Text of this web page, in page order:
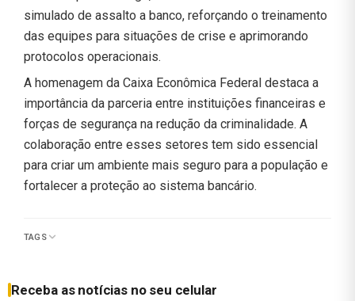
simulado de assalto a banco, reforçando o treinamento
das equipes para situações de crise e aprimorando
protocolos operacionais.
A homenagem da Caixa Econômica Federal destaca a
importância da parceria entre instituições financeiras e
forças de segurança na redução da criminalidade. A
colaboração entre esses setores tem sido essencial
para criar um ambiente mais seguro para a população e
fortalecer a proteção ao sistema bancário.
TAGS
Receba as notícias no seu celular